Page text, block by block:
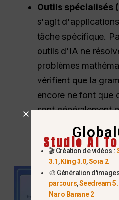
Outils spécialisés
s'agit
tâche spécifique.
outils d'IA ne
problèmes
vérifient que la
encore ne font que
sont généralement
leur tâche
généralistes.
Studio AI
🎬 Création de vidéos :
3.1, Kling 3.0,Sora 2
🎨 Génération
parcours,Seedream
Nano Banane 2